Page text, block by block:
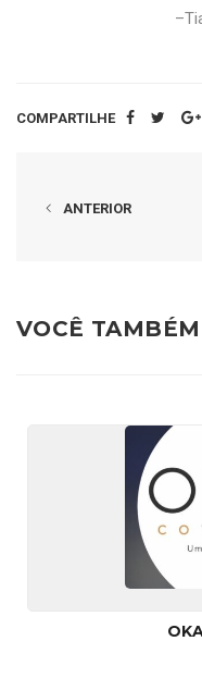
COMPARTILHE
ANTERIOR
VOCÊ